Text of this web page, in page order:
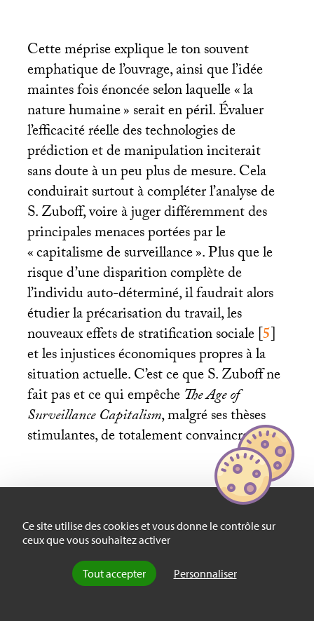
Ce site utilise des cookies et vous donne le contrôle sur
ceux que vous souhaitez activer
Tout accepter Personnaliser
Cette méprise explique le ton souvent
emphatique de l’ouvrage, ainsi que l’idée
maintes fois énoncée selon laquelle «la
nature humaine» serait en péril. Évaluer
l’efficacité réelle des technologies de
prédiction et de manipulation inciterait
sans doute à un peu plus de mesure. Cela
conduirait surtout à compléter l’analyse de
S. Zuboff, voire à juger différemment des
principales menaces portées par le
«capitalisme de surveillance». Plus que le
risque d’une disparition complète de
l’individu auto-déterminé, il faudrait alors
étudier la précarisation du travail, les
nouveaux effets de stratification sociale[5]
et les injustices économiques propres à la
situation actuelle. C’est ce que S. Zuboff ne
fait pas et ce qui empêcheThe Age of
Surveillance Capitalism, malgré ses thèses
stimulantes, de totalement convaincre.
Capitalism. The Fight for a Human Future at the New
Frontier of Power, Public Affairs, 2019.